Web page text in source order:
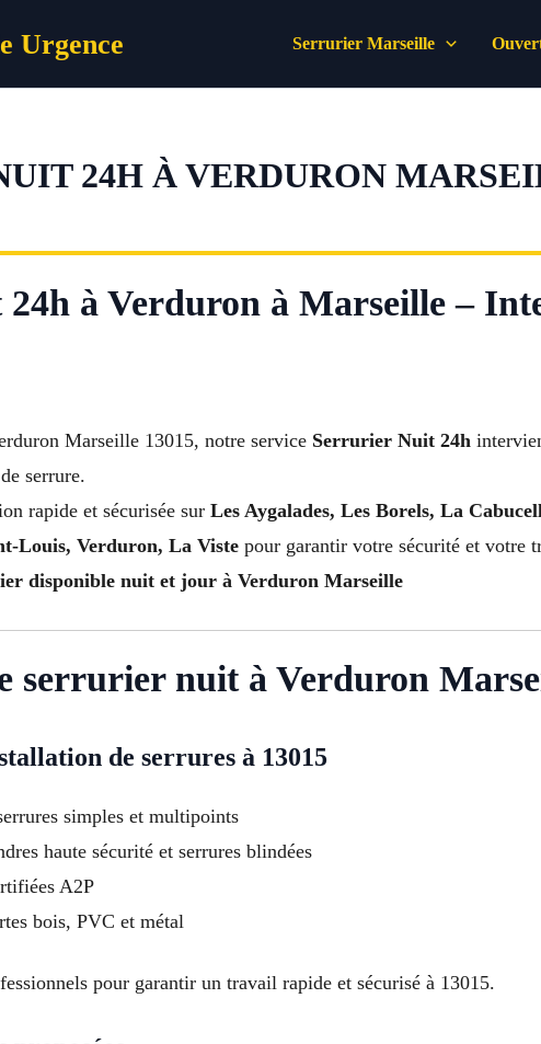
Urgence Serrurier Marseille
24H À VERDURON
à Verduron à Marseille –
Marseille 13015, notre service Serrurier Nuit 24h
serrure.
rapide et sécurisée sur Les Aygalades, Les Borels, La
Louis, Verduron, La Viste pour garantir votre sécurité et votre
disponible nuit et jour à Verduron Marseille
serrurier nuit à Verduron
de serrures à 13015
simples et multipoints
haute sécurité et serrures blindées
A2P
bois, PVC et métal
pour garantir un travail rapide et sécurisé à 13015.